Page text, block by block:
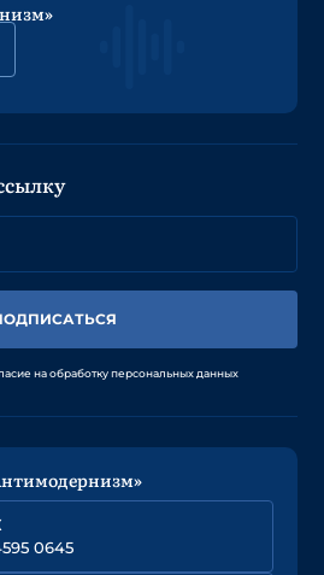
на обработку персональных данных
0645